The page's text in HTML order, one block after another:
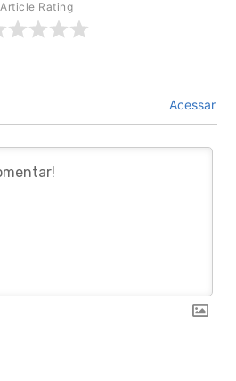
Article Rating
Acessar